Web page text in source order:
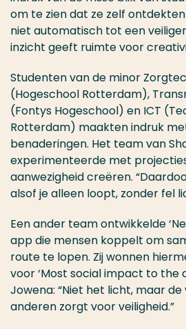
om te zien dat ze zelf
niet automatisch tot een
inzicht geeft ruimte voor
Studenten van de minor
(Hogeschool Rotterdam),
(Fontys Hogeschool) en ICT
Rotterdam) maakten indruk
benaderingen. Het team van
experimenteerde met
aanwezigheid creëren.
alsof je alleen loopt, zonder fel
Een ander team ontwikkelde
app die mensen koppelt om
route te lopen. Zij wonnen
voor ‘Most social impact to the
Jowena: “Niet het licht, maar
anderen zorgt voor veiligheid.”